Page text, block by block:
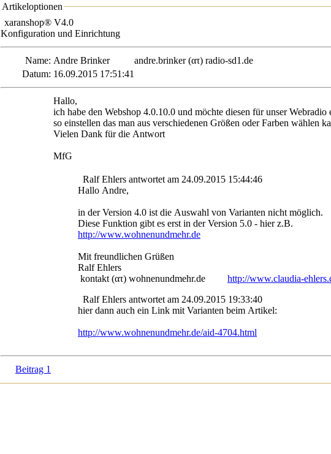
Artikeloptionen
xaranshop® V4.0
Konfiguration und Einrichtung
Name: Andre Brinker
andre.brinker (ατ) radio-sd1.de
Datum: 16.09.2015 17:51:41
Hallo,
ich habe den Webshop 4.0.10.0 und möchte diesen für unser
so einstellen das man aus verschiedenen Größen oder Farben wählen
Vielen Dank für die Antwort
MfG
Ralf Ehlers antwortet am 24.09.2015 15:44:46
Hallo Andre,
in der Version 4.0 ist die Auswahl von Varianten nicht möglich.
Diese Funktion gibt es erst in der Version 5.0 - hier z.B.
http://www.wohnenundmehr.de
Mit freundlichen Grüßen
Ralf Ehlers
kontakt (ατ) wohnenundmehr.de
http://www.claudia-
Ralf Ehlers antwortet am 24.09.2015 19:33:40
hier dann auch ein Link mit Varianten beim Artikel:
http://www.wohnenundmehr.de/aid-4704.html
Beitrag 1